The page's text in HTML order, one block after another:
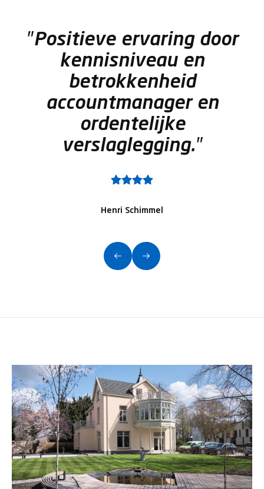
Positieve ervaring door
kennisniveau en
betrokkenheid
accountmanager en
ordentelijke
verslaglegging.
Henri Schimmel